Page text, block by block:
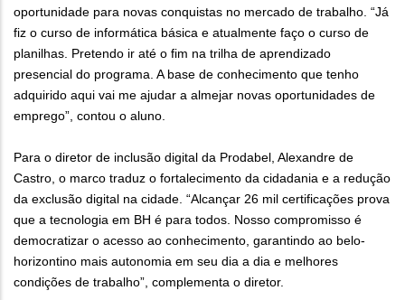
oportunidade para novas conquistas no mercado de trabalho. “Já
fiz o curso de informática básica e atualmente faço o curso de
planilhas. Pretendo ir até o fim na trilha de aprendizado
presencial do programa. A base de conhecimento que tenho
adquirido aqui vai me ajudar a almejar novas oportunidades de
emprego”, contou o aluno.
Para o diretor de inclusão digital da Prodabel, Alexandre de
Castro, o marco traduz o fortalecimento da cidadania e a redução
da exclusão digital na cidade. “Alcançar 26 mil certificações prova
que a tecnologia em BH é para todos. Nosso compromisso é
democratizar o acesso ao conhecimento, garantindo ao belo-
horizontino mais autonomia em seu dia a dia e melhores
condições de trabalho”, complementa o diretor.